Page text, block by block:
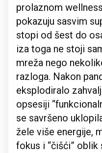
prolaznom
pokazuju sasvim
stopi od šest do
iza toga ne stoji
mreža nego
razloga. Nakon
eksplodiralo
opsesiji
se savršeno
žele više energije,
fokus i “čišći”